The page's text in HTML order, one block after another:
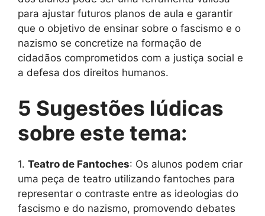
para ajustar futuros planos de aula e garantir
que o objetivo de ensinar sobre o fascismo e o
nazismo se concretize na formação de
cidadãos comprometidos com a justiça social e
a defesa dos direitos humanos.
5 Sugestões lúdicas
sobre este tema:
1. Teatro de Fantoches: Os alunos podem criar
uma peça de teatro utilizando fantoches para
representar o contraste entre as ideologias do
fascismo e do nazismo, promovendo debates